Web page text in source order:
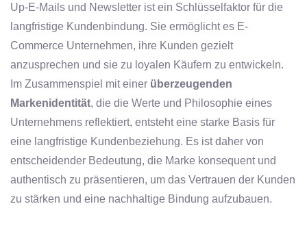
Up-E-Mails und Newsletter ist ein Schlüsselfaktor für die
langfristige Kundenbindung. Sie ermöglicht es E-
Commerce Unternehmen, ihre Kunden gezielt
anzusprechen und sie zu loyalen Käufern zu entwickeln.
Im Zusammenspiel mit einer überzeugenden
Markenidentität, die die Werte und Philosophie eines
Unternehmens reflektiert, entsteht eine starke Basis für
eine langfristige Kundenbeziehung. Es ist daher von
entscheidender Bedeutung, die Marke konsequent und
authentisch zu präsentieren, um das Vertrauen der Kunden
zu stärken und eine nachhaltige Bindung aufzubauen.